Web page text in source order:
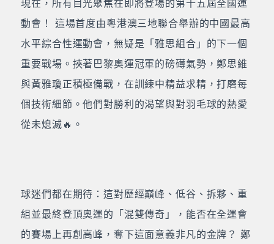
現在，所有目光聚焦在即將登場的第十五屆全國運
動會！ 這場首度由粵港澳三地聯合舉辦的中國最高
水平綜合性運動會，無疑是「雅思組合」的下一個
重要戰場。挾著巴黎奧運冠軍的磅礡氣勢，鄭思維
與黃雅瓊正積極備戰，在訓練中精益求精，打磨每
個技術細節。他們對勝利的渴望與對羽毛球的熱愛
從未熄滅🔥。
球迷們都在期待：這對歷經巔峰、低谷、拆夥、重
組並最終登頂奧運的「混雙傳奇」，能否在全運會
的賽場上再創高峰，奪下這面意義非凡的金牌？ 鄭